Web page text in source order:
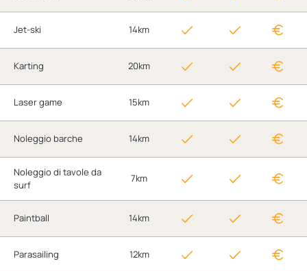
Jet-ski 14km
Karting 20km
Laser game 15km
Noleggio barche 14km
Noleggio di tavole da
surf
7km
Paintball 14km
Parasailing 12km